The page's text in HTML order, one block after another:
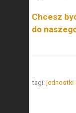
Chcesz
do
tagi: jednostki